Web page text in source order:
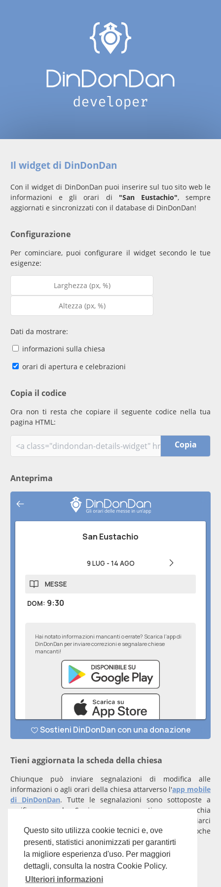
Questo sito utilizza cookie tecnici e, ove
presenti, statistici anonimizzati per garantirti
la migliore esperienza d'uso. Per maggiori
dettagli, consulta la nostra Cookie Policy.
Ulteriori informazioni
Il widget di DinDonDan
Con il widget di DinDonDan puoi inserire sul tuo sito web le
informazioni e gli orari di "San Eustachio", sempre
aggiornati e sincronizzati con il database di DinDonDan!
Configurazione
Per cominciare, puoi configurare il widget secondo le tue
esigenze:
Dati da mostrare:
informazioni sulla chiesa
orari di apertura e celebrazioni
Copia il codice
Ora non ti resta che copiare il seguente codice nella tua
pagina HTML:
Copia
Anteprima
Tieni aggiornata la scheda della chiesa
Chiunque può inviare segnalazioni di modifica alle
informazioni o agli orari della chiesa attarverso l'app mobile
di DinDonDan. Tutte le segnalazioni sono sottoposte a
verifica manuale. Se invece rappresenti una parrocchia
con un account verificato per inviarci
comunicazioni prioritarie che saranno gestite entro poche
Per qualunque domanda scrivi ainfo@dindondan.app